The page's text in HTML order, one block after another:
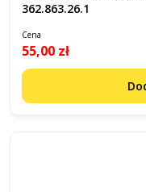
362.863.26.1
Cena
55,00 zł